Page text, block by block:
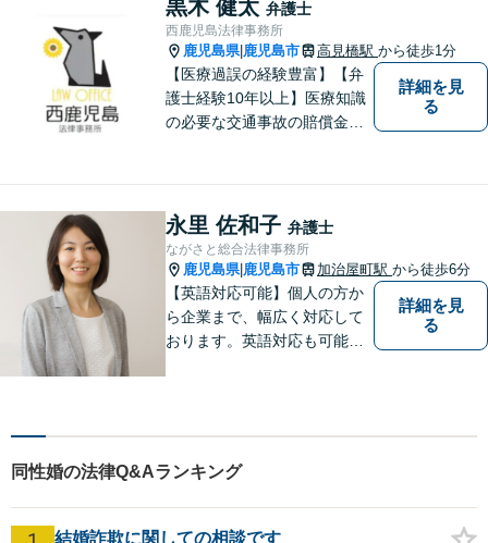
にお声がけください。【初回
相談無料】【電話・WEB面談
可】
黒木 健太 弁護士
西鹿児島法律事務所
鹿児島県| 鹿児島市 高見橋駅 から徒歩1分
【医療過誤の経験豊富】【弁
護士経験10年以上】医療知識
の必要な交通事故の賠償金請
さい。依頼者様との信頼関係
を大切に解決へ向けて尽力い
たします。【休日・夜間対応
可】
詳細を見
る
永里 佐和子 弁護士
ながさと総合法律事務所
鹿児島県| 鹿児島市 加治屋町駅 から徒歩6分
【英語対応可能】個人の方か
ら企業まで、幅広く対応して
おります。英語対応も可能で
詳細を見
る
同性婚の法律Q&Aランキング
結婚詐欺に関しての相談です